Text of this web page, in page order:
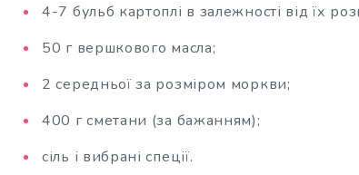
4-7 бульб картоплі в залежності від їх
50 г вершкового масла;
2 середньої за розміром моркви;
400 г сметани (за бажанням);
сіль і вибрані спеції.